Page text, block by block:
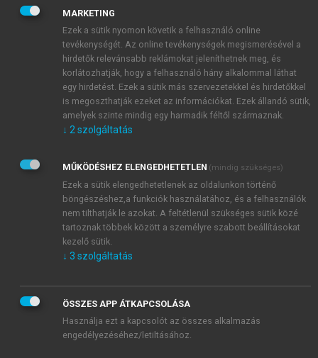
JELSZÓ
JELSZÓ ÚJRA
Kérek értesítést a MeRSZ újdonságairól, akcióiról.
Kérek értesítést az Akadémiai Kiadó Zrt. újdonságairól,
Adatkezelési tájékoztatóbanfoglaltakat tudomásul
veszem és elfogadom.
Általános vásárlási feltételeket, valamint a szotar.netés a
mersz.huoldalak licencszerződéseiben foglaltakat
tudomásul veszem és elfogadom.
KIPRÓBÁLOM
MARKETING
Ezek a sütik nyomon követik a felhasználó online
tevékenységét. Az online tevékenységek megismerésével a
hirdetők relevánsabb reklámokat jeleníthetnek meg, és
korlátozhatják, hogy a felhasználó hány alkalommal láthat
egy hirdetést. Ezek a sütik más szervezetekkel és hirdetőkkel
is megoszthatják ezeket az információkat. Ezek állandó sütik,
amelyek szinte mindig egy harmadik féltől származnak.
↓ 2 szolgáltatás
MŰKÖDÉSHEZ ELENGEDHETETLEN (mindig szükséges)
Ezek a sütik elengedhetetlenek az oldalunkon történő
böngészéshez,a funkciók használatához, és a felhasználók
nem tilthatják le azokat. A feltétlenül szükséges sütik közé
tartoznak többek között a személyre szabott beállításokat
kezelő sütik.
↓ 3 szolgáltatás
ÖSSZES APP ÁTKAPCSOLÁSA
Használja ezt a kapcsolót az összes alkalmazás
engedélyezéséhez/letiltásához.